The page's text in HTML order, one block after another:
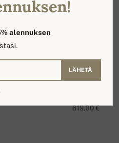
619,00 €
alennuksen
LÄHETÄ